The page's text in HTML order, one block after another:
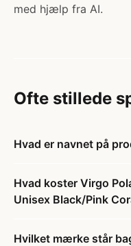
med hjælp fra AI.
Ofte stillede
Hvad er navnet på
Hvad koster Virgo
Unisex Black/Pink
Hvilket mærke står